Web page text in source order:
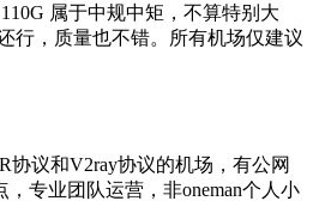
属于中规中矩，不算特别大
行，质量也不错。所有机场仅建议
协议和V2ray协议的机场，有公网
专业团队运营，非oneman个人小